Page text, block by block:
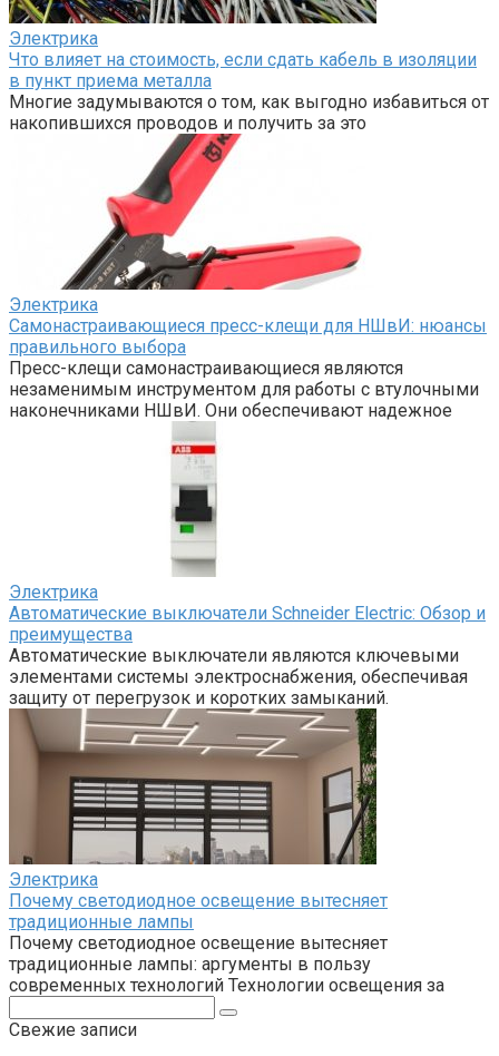
Электрика
Что влияет на стоимость, если сдать кабель в изоляции
в пункт приема металла
Многие задумываются о том, как выгодно избавиться от
накопившихся проводов и получить за это
Электрика
Самонастраивающиеся пресс-клещи для НШвИ: нюансы
правильного выбора
Пресс-клещи самонастраивающиеся являются
незаменимым инструментом для работы с втулочными
наконечниками НШвИ. Они обеспечивают надежное
Электрика
Автоматические выключатели Schneider Electric: Обзор и
преимущества
Автоматические выключатели являются ключевыми
элементами системы электроснабжения, обеспечивая
защиту от перегрузок и коротких замыканий.
Электрика
Почему светодиодное освещение вытесняет
традиционные лампы
Почему светодиодное освещение вытесняет
традиционные лампы: аргументы в пользу
современных технологий Технологии освещения за
Свежие записи